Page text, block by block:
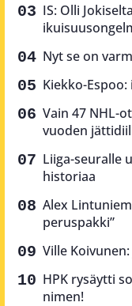
IS: Olli
Nyt se on
Kiekko-
Vain 47 NHL-
vuoden
Liiga-seuralle
historiaa
Alex
peruspakki”
Ville
HPK rysäytti
nimen!